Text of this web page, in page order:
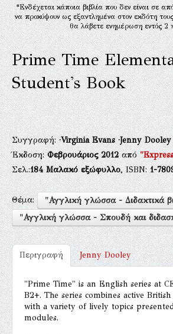
*Ενδέχεται κάποια βιβλία που δεν είναι σε
να προκύψουν ως εξαντλημένα στον εκδότη
θα λάβετε ενημέρωση εντός 2
Prime Time
Student's Book
Συγγραφή:·Virginia Evans·Jenny Dooley
Έκδοση:Φεβρουάριος 2012από
Σελ.:184 Μαλακό εξώφυλλο, ISBN:1-
Θέμα:
"Αγγλική γλώσσα - Διδακτικά
"Αγγλική γλώσσα - Σπουδή και
Περιγραφή Jenny Dooley
"Prime Time" is an English series at
B2+. The series combines active
with a variety of lively topics
modules.